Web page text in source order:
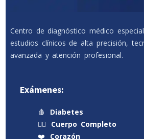
Centro de diagnóstico médico
estudios clínicos de alta precisión,
avanzada y atención profesional.
Exámenes:
🩸
Diabetes
🧍‍♂️
Cuerpo Completo
❤️
Corazón